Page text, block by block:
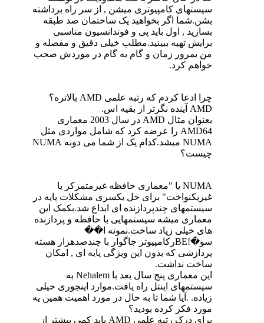
سیستهای کامپیوتری میشن , از سر راه برداشته
بشن.شما اگر بخواهید یک ساختمان صد طبقه
بسازید , اول باید پی و فوندانسیون مناسبی
برایش تهیه ببینید.مطلب خیلی دقیق و مفصله و
من بمرور زمان و گام به گام در موردش صحب
خواهم کرد.
چرا ادعا کردم که رتبه علمی AMD بالاتره؟
AMD آینده نگرتر از بقیه اس.
بعنوان مثال AMD در سال 2003 معماری
AMD64 را عرضه کرد که شامل مواردی مثل
NUMA میشد.کدام یک از شما می دونه NUMA
چیست؟
NUMA یا "معماری حافظه غیرمتمرکز یا
غیریکنواخت" برای حل یکسری مشکلات پایه در
سیستمهای چندپردازنده ای ابداع شد.بکمک این
معماری میشه سیستمهایی با حافظه و پردازنده
های خیلی زیاد ساخت.نمونه ا��
سو�!BEرکامپیوتر جاگوار با چندصدهزار هسته
پردازشی که بدون این ویژگی پایه ای , امکان
ساخت نداشت.
این معماری پنج سال بعد با Nehalem به
سیستمهای اینتل راه یافت.موارد اینجوری خیلی
زیاده. .آیا شما تا به حال در مورد اهمیت همین یه
مورد فکر کرده بودید؟
برای درک رتبه علمی AMD باید کمی بیشتر از